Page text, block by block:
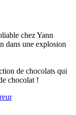
chez Yann
dans une explosion
de chocolats qui
chocolat !